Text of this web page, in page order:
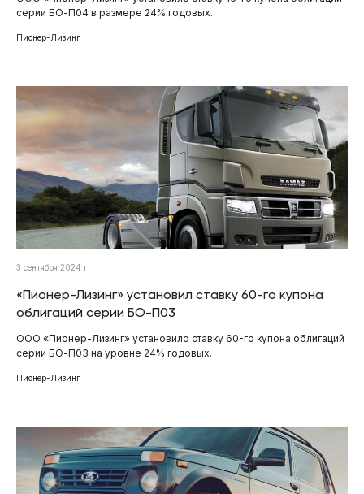
серии БО-П04 в размере 24% годовых.
Пионер-Лизинг
3 сентября 2024 г.
«Пионер-Лизинг» установил ставку 60-го купона
облигаций серии БО-П03
ООО «Пионер-Лизинг» установило ставку 60-го купона облигаций
серии БО-П03 на уровне 24% годовых.
Пионер-Лизинг